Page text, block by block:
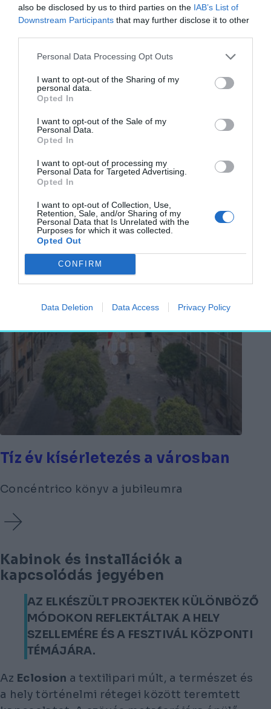
also be disclosed by us to third parties on the IAB’s List of
Downstream Participants that may further disclose it to other
Personal Data Processing Opt Outs
I want to opt-out of the Sharing of my
personal data.
Opted In
I want to opt-out of the Sale of my
Personal Data.
Opted In
I want to opt-out of processing my
Personal Data for Targeted Advertising.
Opted In
I want to opt-out of Collection, Use,
Retention, Sale, and/or Sharing of my
Personal Data that Is Unrelated with the
Purposes for which it was collected.
Opted Out
CONFIRM
Data Deletion Data Access Privacy Policy
Česká Kamenice ideális partnernek bizonyult.
A város gazdag történelmi öröksége,
nyitottsága tökéletes alapot teremtett egy
hároméves együttműködéshez, amelynek
célja nem csupán új építmények létrehozása,
emberek, helyek és közösségek között.
A Hello Wood Argentínában és az USA-ban is
szervezett már hasonló tábort
Tíz év kísérletezés a városban
Concéntrico könyv a jubileumra
Kabinok és installációk a
kapcsolódás jegyében
AZ ELKÉSZÜLT PROJEKTEK KÜLÖNBÖZŐ
MÓDOKON REFLEKTÁLTAK A HELY
SZELLEMÉRE ÉS A FESZTIVÁL KÖZPONTI
TÉMÁJÁRA.
Az Eclosion a textilipari múlt, a természet és
a hely történelmi rétegei között teremtett